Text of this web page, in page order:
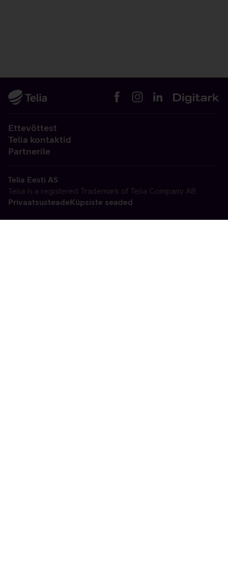
Ettevõttest
Telia kontaktid
Partnerile
Telia Eesti AS
Telia is a registered Trademark of Telia Company AB
PrivaatsusteadeKüpsiste seaded